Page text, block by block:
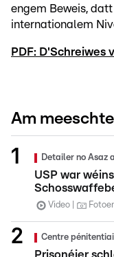
engem Beweis,
internationalem
PDF: D'Schreiwes
Am
Detailer no Asaz
USP war
Video
Centre